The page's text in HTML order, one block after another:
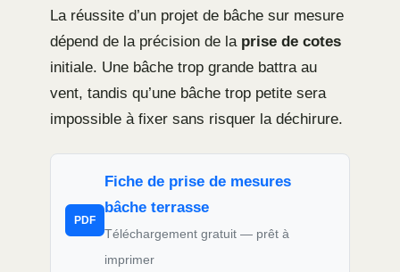
La réussite d’un projet de bâche sur mesure
dépend de la précision de la prise de cotes
initiale. Une bâche trop grande battra au
vent, tandis qu’une bâche trop petite sera
impossible à fixer sans risquer la déchirure.
PDF
Fiche de prise de mesures
bâche terrasse
Téléchargement gratuit — prêt à
imprimer